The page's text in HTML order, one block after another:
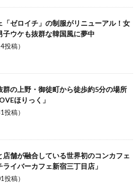
「ゼロイチ」の制服がリニューアル！女
子ウケも抜群な韓国風に夢中
投稿）
群の上野・御徒町から徒歩約5分の場所
ほりっく」
投稿）
店舗が融合している世界初のコンカフェ
ライバーカフェ新宿三丁目店」
投稿）